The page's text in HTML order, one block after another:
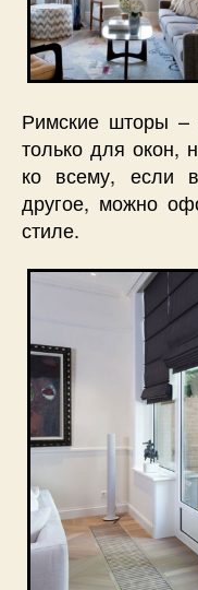
Римские шторы –
только для окон,
ко всему, если
другое, можно
стиле.